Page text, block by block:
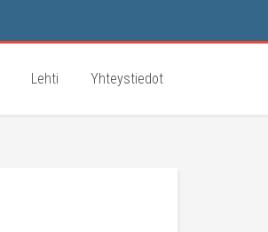
Lehti Yhteystiedot